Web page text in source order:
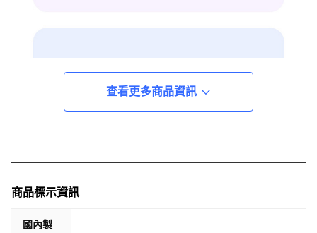
查看更多商品資訊
商品標示資訊
國內製